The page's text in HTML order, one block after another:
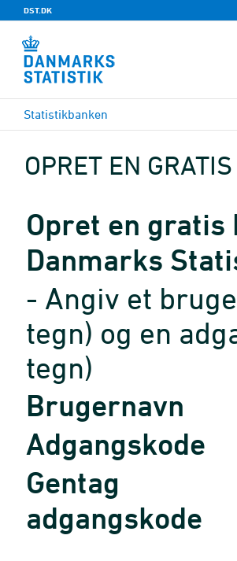
DST.DK
Statistikbanken
OPRET EN
Opret en
Danmarks
- Angiv et
tegn) og en
tegn)
Brugernavn
Adgangskode
Gentag
adgangskode